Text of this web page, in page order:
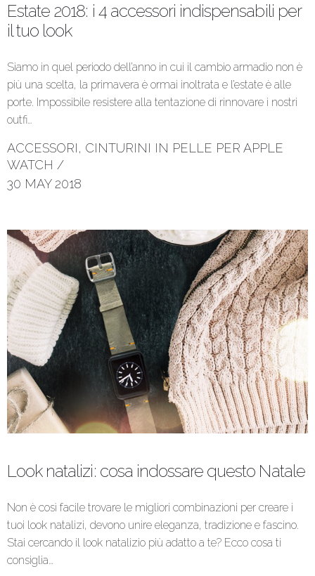
Estate 2018: i 4 accessori indispensabili per
il tuo look
Siamo in quel periodo dell’anno in cui il cambio armadio non è
più una scelta, la primavera è ormai inoltrata e l’estate è alle
porte. Impossibile resistere alla tentazione di rinnovare i nostri
outfi…
ACCESSORI, CINTURINI IN PELLE PER APPLE
WATCH /
30 MAY 2018
Look natalizi: cosa indossare questo Natale
Non è così facile trovare le migliori combinazioni per creare i
tuoi look natalizi, devono unire eleganza, tradizione e fascino.
Stai cercando il look natalizio più adatto a te? Ecco cosa ti
consiglia…